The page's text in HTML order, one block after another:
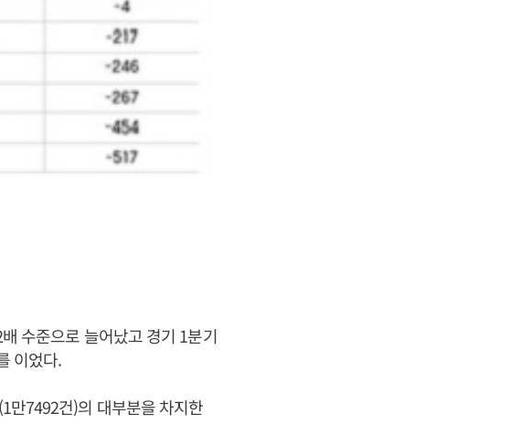
수준으로 늘어났고 경기 1분기
이었다.
만7492건)의 대부분을 차지한